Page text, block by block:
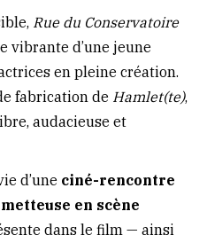
Rue du Conservatoire
vibrante d’une jeune
en pleine création.
fabrication de Hamlet(te),
audacieuse et
d’une ciné-rencontre
en scène
dans le film — ainsi